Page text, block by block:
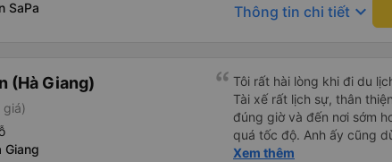
giường tầng trên thay vì
phải lỗi của công ty xe
đều hoàn hảo.
SaPa
Thông tin chi tiết keyboard_arrow_down
(Hà Giang)
giá)
Giang
Tôi rất hài lòng khi đi du
Tài xế rất lịch sự, thân
đúng giờ và đến nơi sớm
quá tốc độ. Anh ấy cũng
vệ sinh. Suốt cả chuyến
Xem thêm